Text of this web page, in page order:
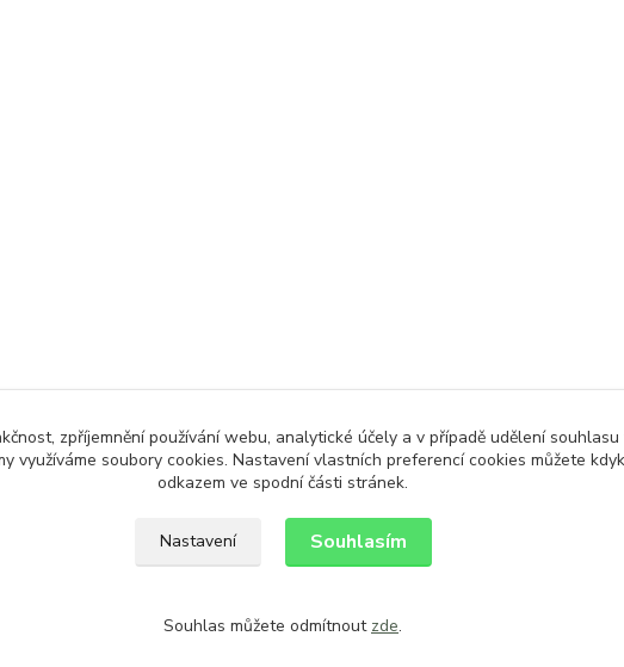
zpříjemnění používání webu, analytické účely a v případě udělení
využíváme soubory cookies. Nastavení vlastních preferencí cookies můžete
odkazem ve spodní části stránek.
Nastavení Souhlasím
Souhlas můžete odmítnout zde.